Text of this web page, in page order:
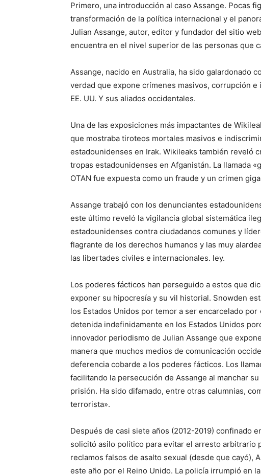
Primero, una introducción al caso Assange. Pocas
transformación de la política internacional y el
Julian Assange, autor, editor y fundador del sitio
encuentra en el nivel superior de las personas que
Assange, nacido en Australia, ha sido galardonado
verdad que expone crímenes masivos, corrupción
EE. UU. Y sus aliados occidentales.
Una de las exposiciones más impactantes de
que mostraba tiroteos mortales masivos e
estadounidenses en Irak. Wikileaks también reveló
tropas estadounidenses en Afganistán. La llamada
OTAN fue expuesta como un fraude y un crimen
Assange trabajó con los denunciantes
este último reveló la vigilancia global sistemática
estadounidenses contra ciudadanos comunes y
flagrante de los derechos humanos y las muy
las libertades civiles e internacionales. ley.
Los poderes fácticos han perseguido a estos que
exponer su hipocresía y su vil historial. Snowden
los Estados Unidos por temor a ser encarcelado
detenida indefinidamente en los Estados Unidos
innovador periodismo de Julian Assange que
manera que muchos medios de comunicación
deferencia cobarde a los poderes fácticos. Los
facilitando la persecución de Assange al manchar
prisión. Ha sido difamado, entre otras calumnias,
terrorista».
Después de casi siete años (2012-2019) confinado
solicitó asilo político para evitar el arresto arbitrario
reclamos falsos de asalto sexual (desde que cayó),
este año por el Reino Unido. La policía irrumpió en